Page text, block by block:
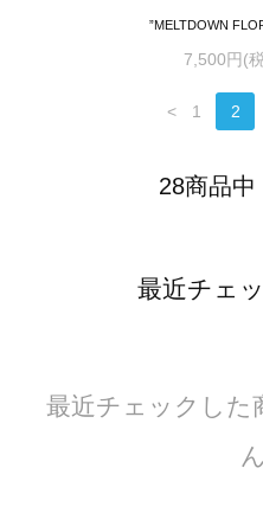
”MELTDOWN
7,500円(
< 1 2
28商品中
最近チェ
最近チェックした